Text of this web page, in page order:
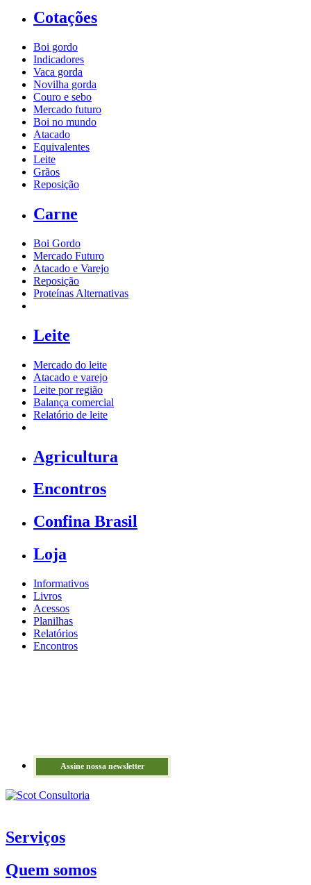
Cotações
Boi gordo
Indicadores
Vaca gorda
Novilha gorda
Couro e sebo
Mercado futuro
Boi no mundo
Atacado
Equivalentes
Leite
Grãos
Reposição
Carne
Boi Gordo
Mercado Futuro
Atacado e Varejo
Reposição
Proteínas Alternativas
Leite
Mercado do leite
Atacado e varejo
Leite por região
Balança comercial
Relatório de leite
Agricultura
Encontros
Confina Brasil
Loja
Informativos
Livros
Acessos
Planilhas
Relatórios
Encontros
Assine nossa newsletter
Serviços
Quem somos